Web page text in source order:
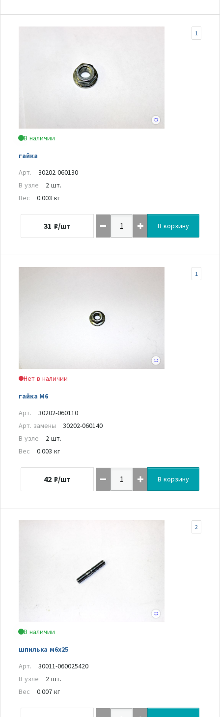
В наличии
гайка
1
Арт.
30202-060130
В узле
2 шт.
Вес
0.003 кг
31 ₽/шт В корзину
Нет в наличии
гайка М6
1
Арт.
30202-060110
Арт. замены
30202-060140
В узле
2 шт.
Вес
0.003 кг
42 ₽/шт В корзину
В наличии
шпилька м6х25
2
Арт.
30011-060025420
В узле
2 шт.
Вес
0.007 кг